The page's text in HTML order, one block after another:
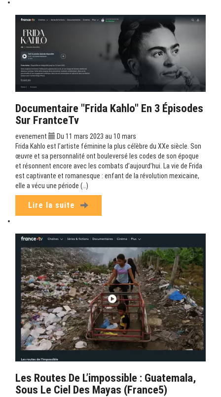
Documentaire "Frida Kahlo" En 3 Épisodes
Sur FrantceTv
evenement
Du 11 mars 2023 au 10 mars
Frida Kahlo est l’artiste féminine la plus célèbre du XXe siècle. Son
œuvre et sa personnalité ont bouleversé les codes de son époque
et résonnent encore avec les combats d’aujourd’hui. La vie de Frida
est captivante et romanesque : enfant de la révolution mexicaine,
elle a vécu une période (…)
Lire la suite
Les Routes De L’impossible : Guatemala,
Sous Le Ciel Des Mayas (France5)